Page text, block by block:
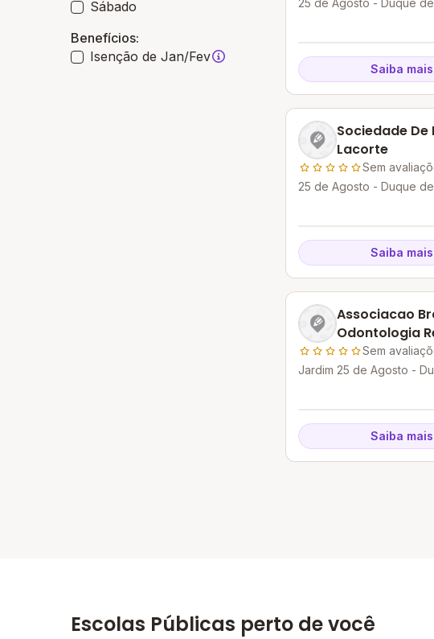
Sábado
Benefícios:
Isenção de Jan/Fev
25 de Agosto - Duque
Saiba mais
Sociedade De
Lacorte
Sem
25 de Agosto - Duque
Saiba mais
Associacao
Odontologia
Duque De
Sem
Jardim 25 de Agosto -
Saiba mais
Escolas Públicas perto de você